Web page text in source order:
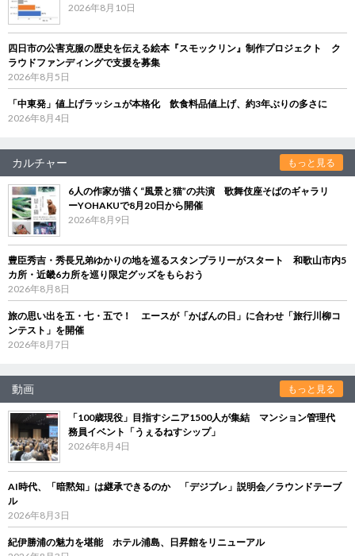
2026年8月10日
四日市の公害克服の歴史を伝える絵本『スモックリン』制作プロジェクト ク
ラウドファンディングで支援を募集
2026年8月5日
「中東発」値上げラッシュが本格化 飲食料品値上げ、約3年ぶりの多さに
2026年8月4日
カルチャー もっと見る
6人の作家が描く“風景と猫”の共演 歌舞伎座そばのギャラリ
ーYOHAKUで8月20日から開催
2026年8月9日
豊臣秀吉・秀長兄弟ゆかりの地を巡るスタンプラリーがスタート 和歌山市内5
カ所・近畿6カ所を巡り限定グッズをもらおう
2026年8月8日
旅の思い出を五・七・五で！ エースが「かばんの日」に合わせ「旅行川柳コ
ンテスト」を開催
2026年8月7日
動画 もっと見る
「100歳現役」目指すシニア1500人が集結 マンション管理代
務員イベント「うぇるねすシップ」
2026年8月4日
AI時代、「暗黙知」は継承できるのか 「デジブレ」説明会／ラウンドテーブ
ル
2026年8月3日
紀伊勝浦の魅力を堪能 ホテル浦島、日昇館をリニューアル